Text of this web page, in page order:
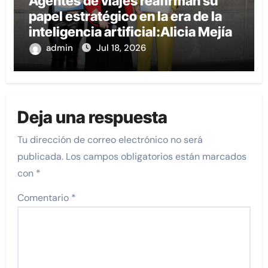
papel estratégico en la era de la
inteligencia artificial:Alicia Mejía
admin Jul 18, 2026
Deja una respuesta
Tu dirección de correo electrónico no será
publicada. Los campos obligatorios están marcados
con *
Comentario *